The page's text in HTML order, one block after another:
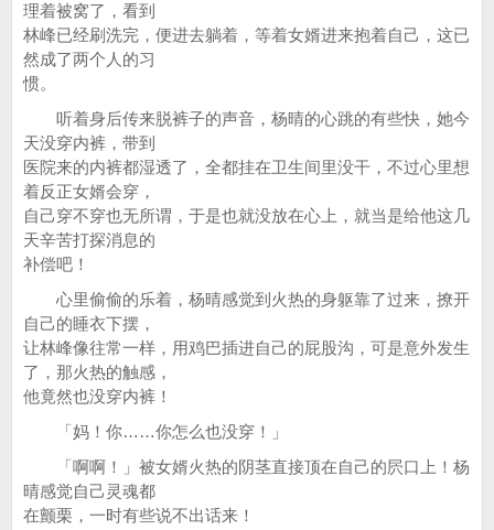
理着被窝了，看到
林峰已经刷洗完，便进去躺着，等着女婿进来抱着自己，这已
然成了两个人的习
惯。
听着身后传来脱裤子的声音，杨晴的心跳的有些快，她今
天没穿内裤，带到
医院来的内裤都湿透了，全都挂在卫生间里没干，不过心里想
着反正女婿会穿，
自己穿不穿也无所谓，于是也就没放在心上，就当是给他这几
天辛苦打探消息的
补偿吧！
心里偷偷的乐着，杨晴感觉到火热的身躯靠了过来，撩开
自己的睡衣下摆，
让林峰像往常一样，用鸡巴插进自己的屁股沟，可是意外发生
了，那火热的触感，
他竟然也没穿内裤！
「妈！你……你怎么也没穿！」
「啊啊！」被女婿火热的阴茎直接顶在自己的屄口上！杨
晴感觉自己灵魂都
在颤栗，一时有些说不出话来！